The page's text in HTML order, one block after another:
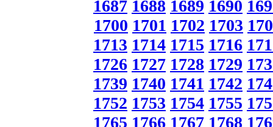
1687 1688 1689 1690
1700 1701 1702 1703
1713 1714 1715 1716
1726 1727 1728 1729
1739 1740 1741 1742
1752 1753 1754 1755
1765 1766 1767 1768